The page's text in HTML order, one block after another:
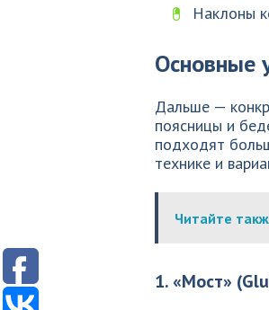
Наклоны
Основные
Дальше —
поясницы и
подходят
технике и
Читайте
1. «Мост»